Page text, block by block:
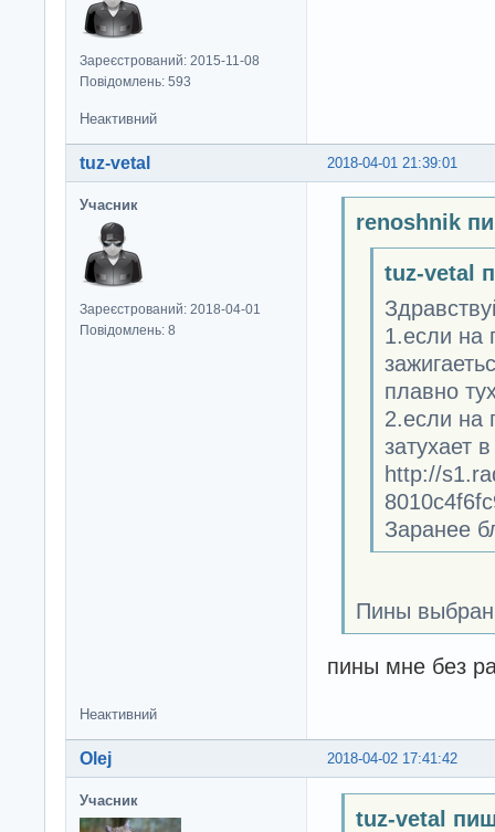
Зареєстрований: 2015-11-08
Повідомлень: 593
Неактивний
2018-04-01 21:39:01
tuz-vetal
Учасник
Зареєстрований: 2018-04-01
Повідомлень: 8
renoshnik
tuz-vetal
1.если на
плавно
2.если на
затухает
http://
Заранее
Пины
пины мне без
Неактивний
2018-04-02 17:41:42
Olej
Учасник
tuz-vetal